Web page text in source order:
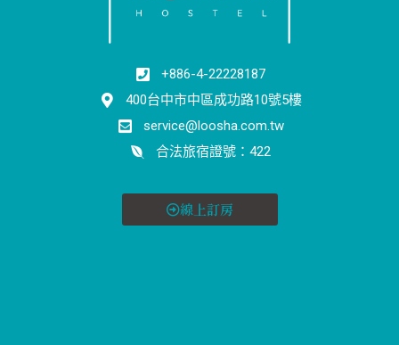
+886-4-22228187
400台中市中區成功路10號5樓
service@loosha.com.tw
合法旅宿證號：422
線上訂房